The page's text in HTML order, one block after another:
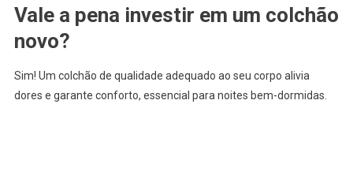
Vale a pena investir em um colchão
novo?
Sim! Um colchão de qualidade adequado ao seu corpo alivia
dores e garante conforto, essencial para noites bem-dormidas.